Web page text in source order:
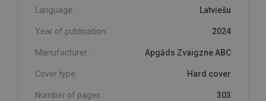
Language: Latviešu
Year of publication: 2024
Manufacturer: Apgāds Zvaigzne ABC
Cover type: Hard cover
Number of pages: 303